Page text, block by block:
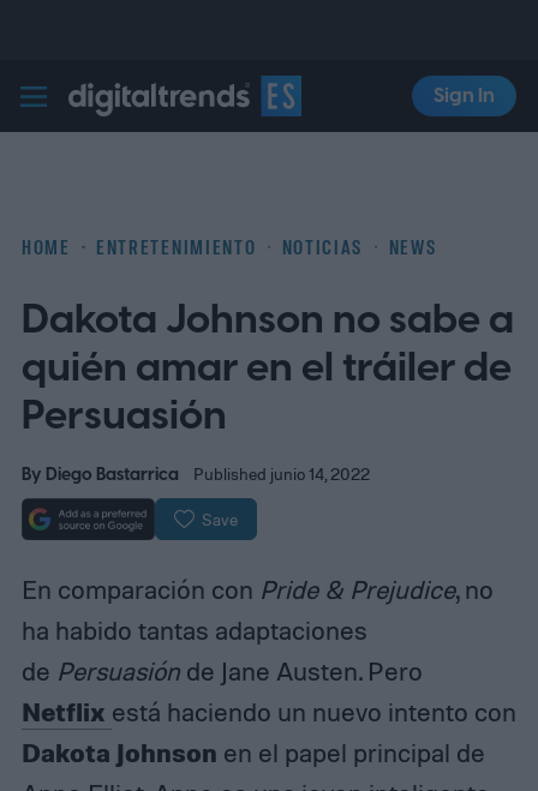
Digital Trends Español
Sign In
HOME ENTRETENIMIENTO NOTICIAS NEWS
Dakota Johnson no sabe a
quién amar en el tráiler de
Persuasión
By Diego Bastarrica Published junio 14, 2022
Save
En comparación con Pride & Prejudice, no
ha habido tantas adaptaciones
de Persuasiónde Jane Austen. Pero
Netflix está haciendo un nuevo intento con
Dakota Johnson en el papel principal de